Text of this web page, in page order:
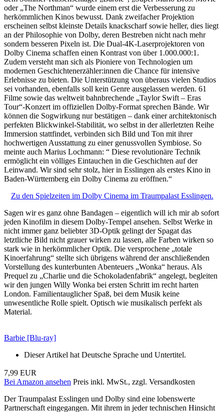
oder „The Northman“ wurde einem erst die Verbesserung zu
herkömmlichen Kinos bewusst. Dank zweifacher Projektion
erscheinen selbst kleinste Details knackscharf sowie heller, dies liegt
an der Philosophie von Dolby, deren Bestreben nicht nach mehr
sondern besseren Pixeln ist. Die Dual-4K-Laserprojektoren von
Dolby Cinema schaffen einen Kontrast von über 1.000.000:1.
Zudem versteht man sich als Pioniere von Technologien um
modernen Geschichtenerzähler:innen die Chance für intensive
Erlebnisse zu bieten. Die Unterstützung von überaus vielen Studios
sei vorhanden, ebenfalls soll kein Genre ausgelassen werden. 61
Filme sowie das weltweit bahnbrechende „Taylor Swift – Eras
Tour“-Konzert im offiziellen Dolby-Format sprechen Bände. Wir
können die Sogwirkung nur bestätigen – dank einer architektonisch
perfekten Blickwinkel-Stabilität, wo selbst in der allerletzten Reihe
Immersion stattfindet, verbinden sich Bild und Ton mit ihrer
hochwertigen Ausstattung zu einer genussvollen Symbiose. So
meinte auch Marius Lochmann: “ Diese revolutionäre Technik
ermöglicht ein völliges Eintauchen in die Geschichten auf der
Leinwand. Wir sind sehr stolz, hier in Esslingen als erstes Kino in
Baden-Württemberg ein Dolby Cinema zu eröffnen.“
Zu den Spielzeiten im Dolby Cinema im Traumpalast Esslingen.
Sagen wir es ganz ohne Bandagen – eigentlich will ich mir ab sofort
jeden Kinofilm in diesem Dolby-Tempel ansehen. Selbst Werke in
nicht immer ganz beliebter 3D-Optik gelingt der Spagat das
letztliche Bild nicht grauer wirken zu lassen, alle Farben wirken so
stark wie in herkömmlicher Optik. Die versprochene „totale
Kinoerfahrung“ stellte sich übrigens während der anschließenden
Vorstellung des kunterbunten Abenteuers „Wonka“ heraus. Als
Prequel zu „Charlie und die Schokoladenfabrik“ angelegt, begleiten
wir den jungen Willy Wonka bei ersten Schritt im recht harten
London. Familientauglicher Spaß, bei dem Musik keine
unwesentliche Rolle spielt. Optisch wie musikalisch perfekt als
Material.
Barbie [Blu-ray]
Dieser Artikel hat Deutsche Sprache und Untertitel.
7,99 EUR
Bei Amazon ansehen Preis inkl. MwSt., zzgl. Versandkosten
Der Traumpalast Esslingen und Dolby sind eine lobenswerte
Partnerschaft eingegangen. Mit ihrem in jeder technischen Hinsicht